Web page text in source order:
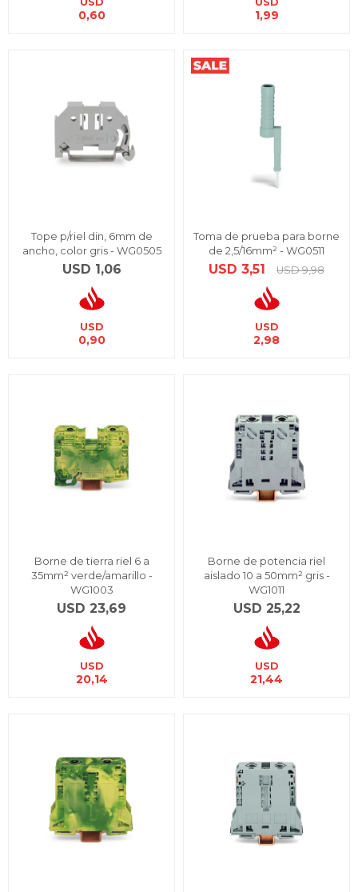
0,60 1,99
Tope p/riel din, 6mm de
ancho, color gris - WG0505
USD 1,06
USD
0,90
Toma de prueba para borne
de 2,5/16mm² - WG0511
USD 3,51 USD 9,98
USD
2,98
Borne de tierra riel 6 a
35mm² verde/amarillo -
WG1003
USD 23,69
USD
20,14
Borne de potencia riel
aislado 10 a 50mm² gris -
WG1011
USD 25,22
USD
21,44